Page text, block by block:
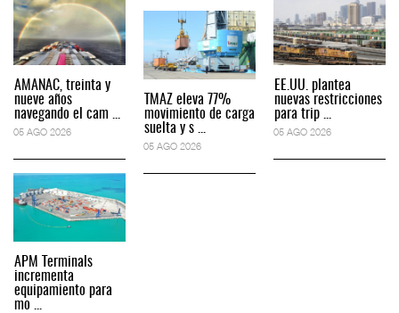
AMANAC, treinta y
nueve años
navegando el cam ...
05 AGO 2026
APM Terminals
incrementa
equipamiento para
mo ...
TMAZ eleva 77%
movimiento de carga
suelta y s ...
05 AGO 2026
EE.UU. plantea
nuevas restricciones
para trip ...
05 AGO 2026